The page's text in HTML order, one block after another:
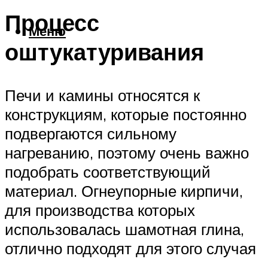
Меню
Процесс
оштукатуривания
Печи и камины относятся к
конструкциям, которые постоянно
подвергаются сильному
нагреванию, поэтому очень важно
подобрать соответствующий
материал. Огнеупорные кирпичи,
для производства которых
использовалась шамотная глина,
отлично подходят для этого случая